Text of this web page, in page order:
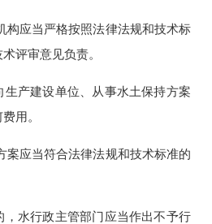
应当严格按照法律法规和技术标
评审意见负责。
产建设单位、从事水土保持方案
用。
应当符合法律法规和技术标准的
水行政主管部门应当作出不予行